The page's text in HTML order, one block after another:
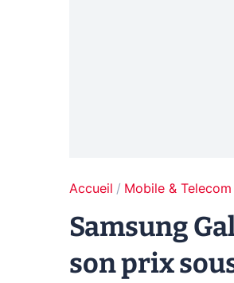
Accueil Mobile & Telecom
Samsung
son prix